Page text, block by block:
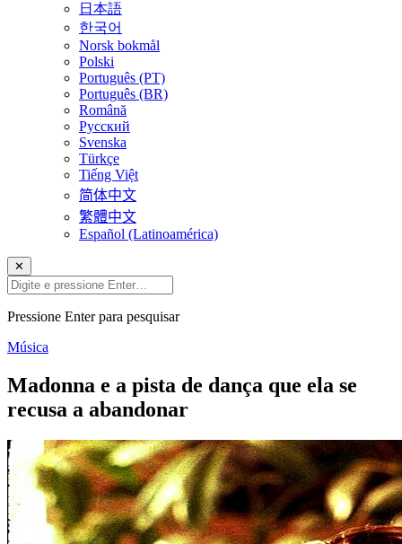
日本語
한국어
Norsk bokmål
Polski
Português (PT)
Português (BR)
Română
Русский
Svenska
Türkçe
Tiếng Việt
简体中文
繁體中文
Español (Latinoamérica)
✕
Pressione Enter para pesquisar
Música
Madonna e a pista de dança que ela se
recusa a abandonar